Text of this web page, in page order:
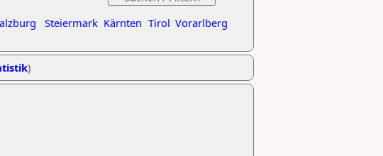
Steiermark Kärnten Tirol Vorarlberg
)